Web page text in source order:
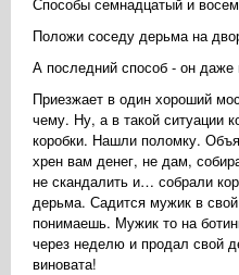
Положи соседу дерьма на
А последний способ - он даже
Приезжает в один хороший
чему. Ну, а в такой ситуации
коробки. Нашли поломку.
хрен вам денег, не дам,
не скандалить и… собрали
дерьма. Садится мужик в
понимаешь. Мужик то на
через неделю и продал свой
виновата!